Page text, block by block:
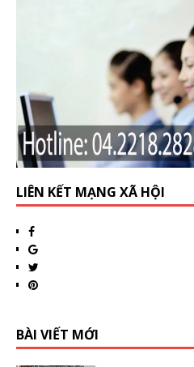
LIÊN KẾT MẠNG XÃ HỘI
BÀI VIẾT MỚI